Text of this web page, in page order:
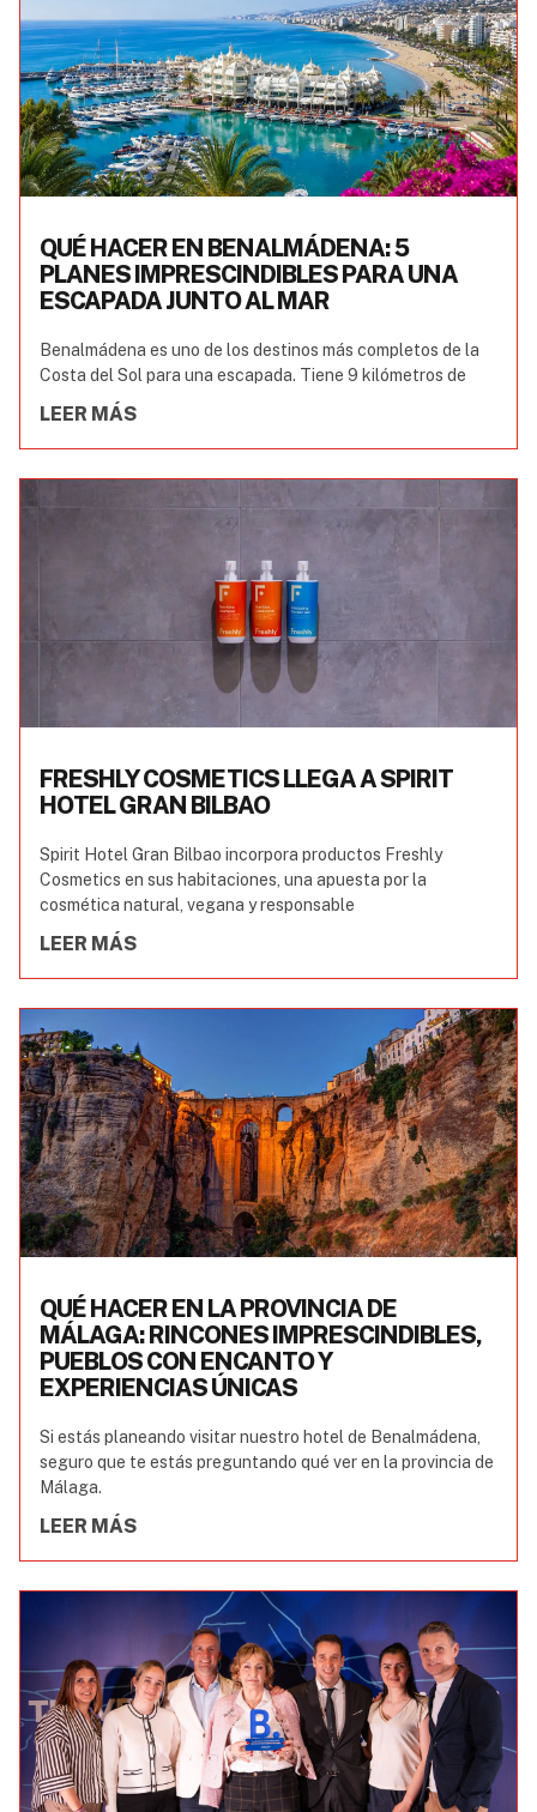
QUÉ HACER EN BENALMÁDENA: 5
PLANES IMPRESCINDIBLES PARA UNA
ESCAPADA JUNTO AL MAR
Benalmádena es uno de los destinos más completos de la
Costa del Sol para una escapada. Tiene 9 kilómetros de
LEER MÁS
FRESHLY COSMETICS LLEGA A SPIRIT
HOTEL GRAN BILBAO
Spirit Hotel Gran Bilbao incorpora productos Freshly
Cosmetics en sus habitaciones, una apuesta por la
cosmética natural, vegana y responsable
LEER MÁS
QUÉ HACER EN LA PROVINCIA DE
MÁLAGA: RINCONES IMPRESCINDIBLES,
PUEBLOS CON ENCANTO Y
EXPERIENCIAS ÚNICAS
Si estás planeando visitar nuestro hotel de Benalmádena,
seguro que te estás preguntando qué ver en la provincia de
Málaga.
LEER MÁS